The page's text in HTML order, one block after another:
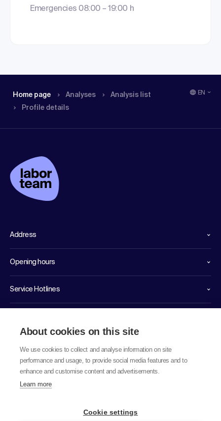
Emergencies 08:00 – 19:00 h
Home page Analyses
Analysis list
Profile details
EN
Address
Opening hours
Service Hotlines
About cookies on this site
We use cookies to collect and analyse information on site
performance and usage, to provide social media features and to
enhance and customise content and advertisements.
Learn more
Cookie settings